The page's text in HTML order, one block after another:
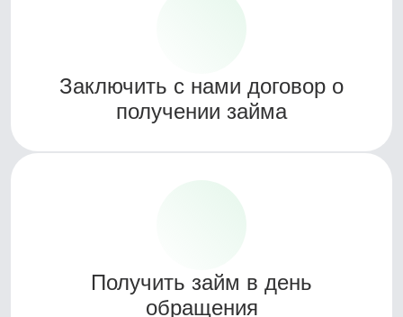
Заключить с нами договор о
получении займа
Получить займ в день
обращения